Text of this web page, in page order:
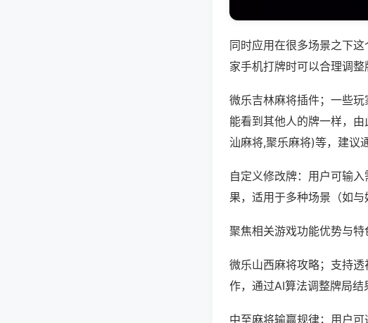
同时应用在很多场景之下
家手机打牌时可以合理调整
微乐吉林麻将插件；一些
能看到其他人的牌一样，
汕麻将,聚乐麻将)等，建议
自定义修改牌：用户可输
果，适用于多种场景（如
聚焦相关游戏功能优势与特
微乐山西麻将攻略；支持
作，通过AI算法调整牌局结
中至麻将输赢规律；用户可